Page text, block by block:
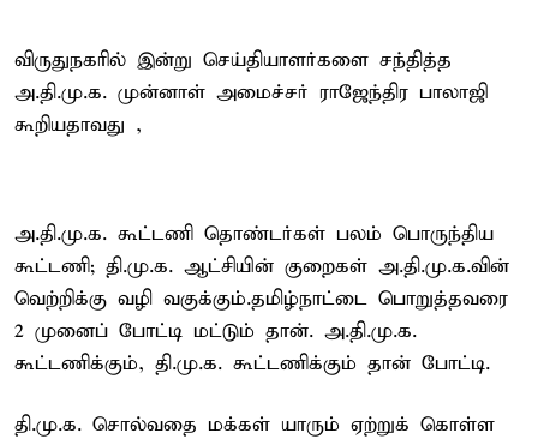
விருதுநகரில் இன்று செய்தியாளர்களை சந்தித்த
அ.தி.மு.க. முன்னாள் அமைச்சர் ராஜேந்திர பாலாஜி
கூறியதாவது ,
அ.தி.மு.க. கூட்டணி தொண்டர்கள் பலம் பொருந்திய
கூட்டணி; தி.மு.க. ஆட்சியின் குறைகள் அ.தி.மு.க.வின்
வெற்றிக்கு வழி வகுக்கும்.தமிழ்நாட்டை பொறுத்தவரை
2 முனைப் போட்டி மட்டும் தான். அ.தி.மு.க.
கூட்டணிக்கும், தி.மு.க. கூட்டணிக்கும் தான் போட்டி.
தி.மு.க. சொல்வதை மக்கள் யாரும் ஏற்றுக் கொள்ள